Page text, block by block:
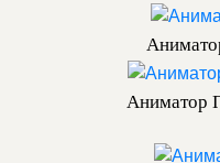
Аниматор